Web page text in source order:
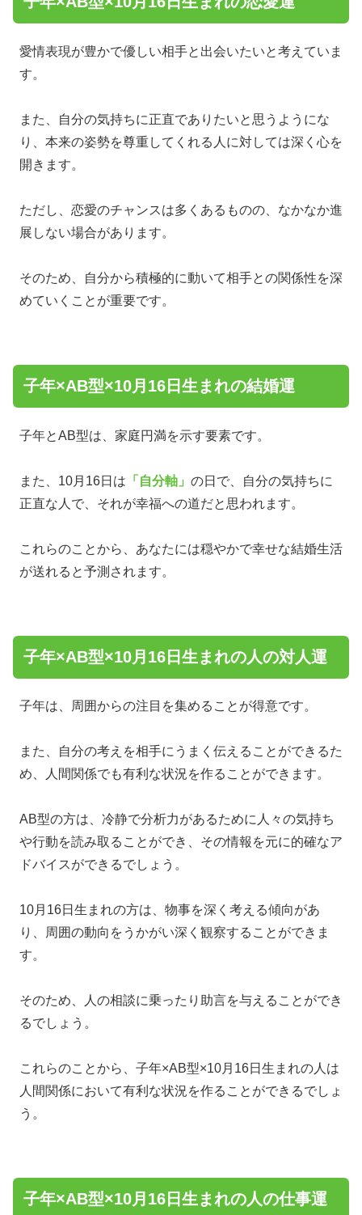
愛情表現が豊かで優しい相手と出会いたいと考えていま
す。
また、自分の気持ちに正直でありたいと思うようにな
り、本来の姿勢を尊重してくれる人に対しては深く心を
開きます。
ただし、恋愛のチャンスは多くあるものの、なかなか進
展しない場合があります。
そのため、自分から積極的に動いて相手との関係性を深
めていくことが重要です。
子年×AB型×10月16日生まれの結婚運
子年とAB型は、家庭円満を示す要素です。
また、10月16日は 「自分軸」 の日で、自分の気持ちに
正直な人で、それが幸福への道だと思われます。
これらのことから、あなたには穏やかで幸せな結婚生活
が送れると予測されます。
子年×AB型×10月16日生まれの人の対人運
子年は、周囲からの注目を集めることが得意です。
また、自分の考えを相手にうまく伝えることができるた
め、人間関係でも有利な状況を作ることができます。
AB型の方は、冷静で分析力があるために人々の気持ち
や行動を読み取ることができ、その情報を元に的確なア
ドバイスができるでしょう。
10月16日生まれの方は、物事を深く考える傾向があ
り、周囲の動向をうかがい深く観察することができま
す。
そのため、人の相談に乗ったり助言を与えることができ
るでしょう。
これらのことから、子年×AB型×10月16日生まれの人は
人間関係において有利な状況を作ることができるでしょ
う。
子年×AB型×10月16日生まれの人の仕事運